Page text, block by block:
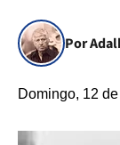
Por
Domingo, 12